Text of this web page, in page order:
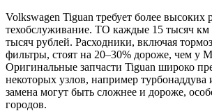
Volkswagen Tiguan требует более высоких
техобслуживание. ТО каждые 15 тысяч км
тысяч рублей. Расходники, включая
фильтры, стоят на 20–30% дороже, чем у
Оригинальные запчасти Tiguan широко
некоторых узлов, например
замена могут быть сложнее и дороже,
городов.